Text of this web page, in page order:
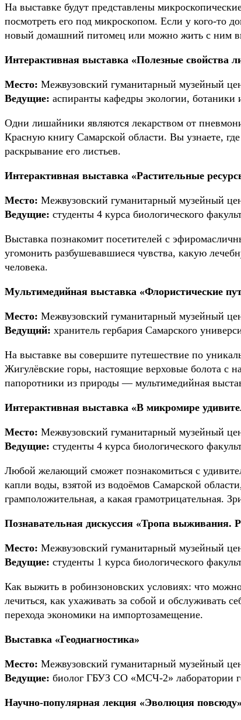
На выставке будут представлены
посмотреть его под микроскопом. Если у кого-то
новый домашний питомец или можно жить с ним
Интерактивная выставка «Полезные свойства
Место: Межвузовский гуманитарный музейный
Ведущие: аспиранты кафедры экологии,
Одни лишайники являются лекарством от
Красную книгу Самарской области. Вы узнаете,
раскрывание его листьев.
Интерактивная выставка «Растительные
Место: Межвузовский гуманитарный музейный
Ведущие: студенты 4 курса биологического
Выставка познакомит посетителей с
угомонить разбушевавшиеся чувства, какую
человека.
Мультимедийная выставка «Флористические
Место: Межвузовский гуманитарный музейный
Ведущий: хранитель гербария Самарского
На выставке вы совершите путешествие по
Жигулёвские горы, настоящие верховые болота с
папоротники из природы — мультимедийная
Интерактивная выставка «В микромире
Место: Межвузовский гуманитарный музейный
Ведущие: студенты 4 курса биологического
Любой желающий сможет познакомиться с
капли воды, взятой из водоёмов Самарской
грамположительная, а какая грамотрицательная.
Познавательная дискуссия «Тропа выживания.
Место: Межвузовский гуманитарный музейный
Ведущие: студенты 1 курса биологического
Как выжить в робинзоновских условиях: что
лечиться, как ухаживать за собой и обслуживать
перехода экономики на импортозамещение.
Выставка «Геодиагностика»
Место: Межвузовский гуманитарный музейный
Ведущие: биолог ГБУЗ СО «МСЧ-2» лаборатории
Научно-популярная лекция «Эволюция повсюду»